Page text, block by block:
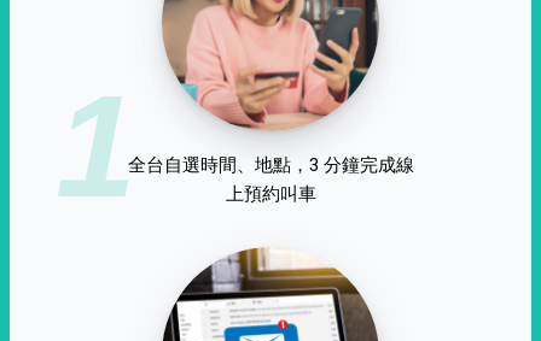
1全台自選時間、地點，3 分鐘完成線
上預約叫車